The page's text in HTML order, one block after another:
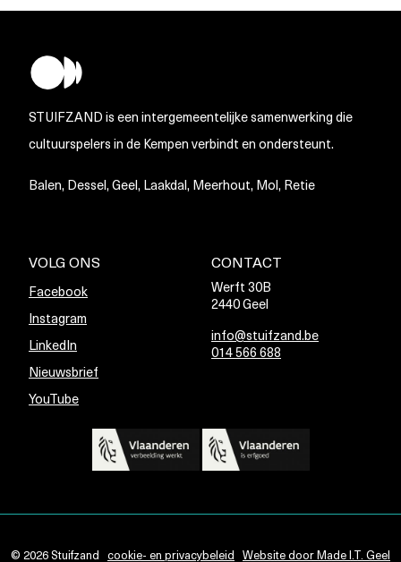
STUIFZAND is een intergemeentelijke samenwerking die
cultuurspelers in de Kempen verbindt en ondersteunt.
Balen, Dessel, Geel, Laakdal, Meerhout, Mol, Retie
VOLG ONS
Facebook
Instagram
LinkedIn
Nieuwsbrief
YouTube
CONTACT
Werft 30B
2440 Geel
info@stuifzand.be
014 566 688
© 2026 Stuifzand cookie- en privacybeleid Website door Made I.T. Geel